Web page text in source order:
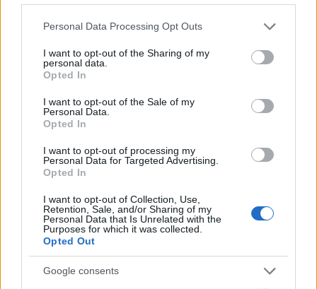
Personal Data Processing Opt Outs
I want to opt-out of the Sharing of my
personal data.
Opted In
I want to opt-out of the Sale of my
Personal Data.
Opted In
I want to opt-out of processing my
Personal Data for Targeted Advertising.
Opted In
I want to opt-out of Collection, Use,
Retention, Sale, and/or Sharing of my
Personal Data that Is Unrelated with the
Purposes for which it was collected.
Opted Out
Google consents
necessariamente prendere l’aereo, che è il mezzo
ideale per raggiungere le destinazioni più lontane,
ma che inevitabilmente – durante il volo – mi
sottoporrà talvolta a perturbazioni e vuoti d’aria.
New York è l’obiettivo di investimento di lungo
periodo: può essere l’accantonamento per la
pensione, per l’Università dei figli, per l’acquisto
genericamente le risorse per la terza età, cioè per
tutte quelle destinazioni che non sono di breve
periodo (esigenze di liquidità o di breve termine);
ma non posso pensare di raggiungere New York in